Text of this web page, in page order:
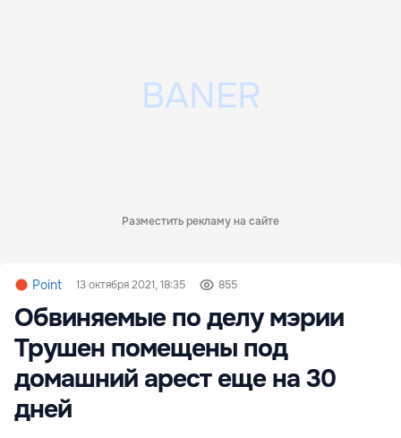
Разместить рекламу на сайте
Point 13 октября 2021, 18:35 855
Обвиняемые по делу мэрии
Трушен помещены под
домашний арест еще на 30
дней